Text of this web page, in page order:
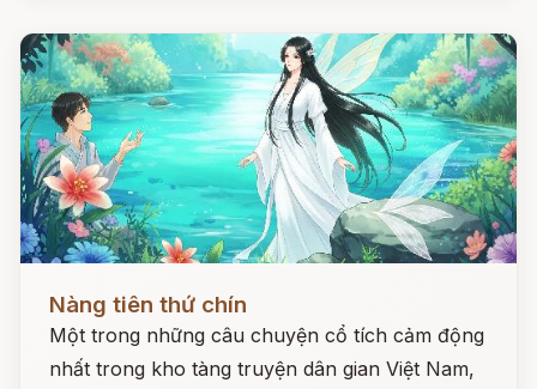
Nàng tiên thứ chín
Một trong những câu chuyện cổ tích cảm động
nhất trong kho tàng truyện dân gian Việt Nam,